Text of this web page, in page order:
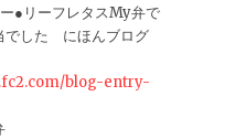
●リーフレタスMy弁で
でした にほんブログ
blog-entry-